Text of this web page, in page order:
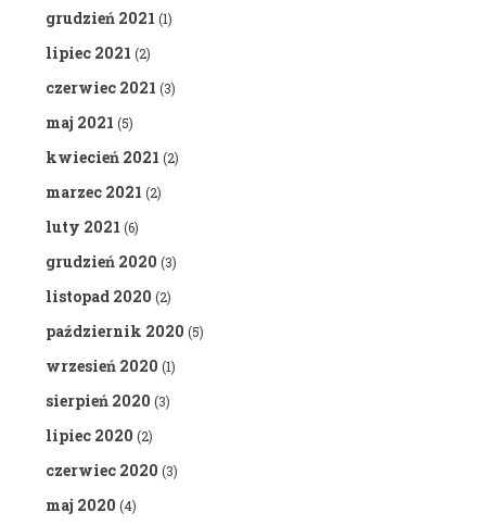
grudzień 2021 (1)
lipiec 2021 (2)
czerwiec 2021 (3)
maj 2021 (5)
kwiecień 2021 (2)
marzec 2021 (2)
luty 2021 (6)
grudzień 2020 (3)
listopad 2020 (2)
październik 2020 (5)
wrzesień 2020 (1)
sierpień 2020 (3)
lipiec 2020 (2)
czerwiec 2020 (3)
maj 2020 (4)